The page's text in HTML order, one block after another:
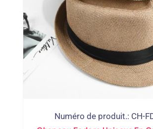
Numéro de produit.: CH-